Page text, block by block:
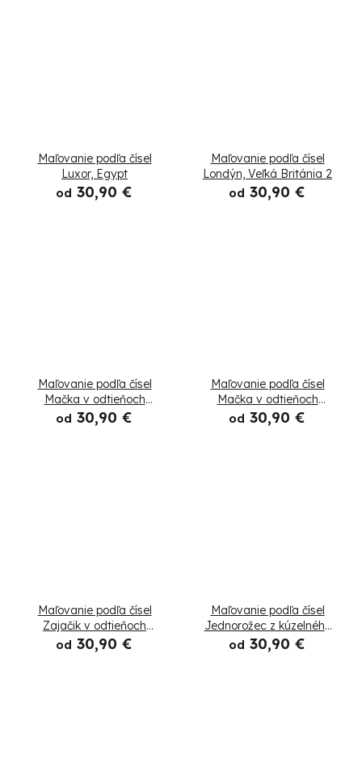
Maľovanie podľa čísel
Luxor, Egypt
od 30,90 €
Maľovanie podľa čísel
Londýn, Veľká Británia 2
od 30,90 €
Maľovanie podľa čísel
Mačka v odtieňoch
tyrkysovej a oranžovej
od 30,90 €
Maľovanie podľa čísel
Mačka v odtieňoch
ružovej
od 30,90 €
Maľovanie podľa čísel
Zajačik v odtieňoch
ružovej
od 30,90 €
Maľovanie podľa čísel
Jednorožec z kúzelného
lesa
od 30,90 €